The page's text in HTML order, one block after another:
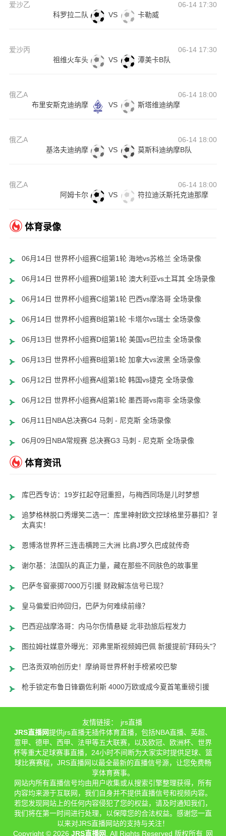
爱沙乙
06-14 17:30
科罗拉二队
VS 卡勒威
爱沙丙
06-14 17:30
祖维火车头
VS 潭美卡B队
俄乙A
06-14 18:00
布里安斯克迪纳摩
VS 斯塔维迪纳摩
俄乙A
06-14 18:00
基洛夫迪纳摩
VS 莫斯科迪纳摩B队
俄乙A
06-14 18:00
阿姆卡尔
VS 符拉迪沃斯托克迪那摩
体育录像
06月14日 世界杯小组赛C组第1轮 海地vs苏格兰 全场录像
06月14日 世界杯小组赛D组第1轮 澳大利亚vs土耳其 全场录像
06月14日 世界杯小组赛C组第1轮 巴西vs摩洛哥 全场录像
06月14日 世界杯小组赛B组第1轮 卡塔尔vs瑞士 全场录像
06月13日 世界杯小组赛D组第1轮 美国vs巴拉圭 全场录像
06月13日 世界杯小组赛B组第1轮 加拿大vs波黑 全场录像
06月12日 世界杯小组赛A组第1轮 韩国vs捷克 全场录像
06月12日 世界杯小组赛A组第1轮 墨西哥vs南非 全场录像
06月11日NBA总决赛G4 马刺 - 尼克斯 全场录像
06月09日NBA常规赛 总决赛G3 马刺 - 尼克斯 全场录像
体育资讯
库巴西专访：19岁扛起夺冠重担，与梅西同场是儿时梦想
追梦格林脱口秀爆笑二选一：库里神射欧文控球格里芬暴扣？答案
太真实！
恩博洛世界杯三连击横跨三大洲 比肩J罗久巴成就传奇
谢尔基：法国队的真正力量，藏在那些不同肤色的故事里
巴萨冬窗豪掷7000万引援 财政解冻信号已现？
皇马偏爱旧帅回归，巴萨为何难续前缘？
巴西迎战摩洛哥：内马尔伤情悬疑 北非劲旅后程发力
图拉姆社媒意外曝光：邓弗里斯视频姆巴佩 新援提前"拜码头"？
巴洛贡双响创历史！摩纳哥世界杯射手榜紧咬巴黎
枪手锁定布鲁日锋霸佐利斯 4000万欧或成今夏首笔重磅引援
友情链接：
jrs直播
JRS直播网提供jrs直播无插件体育直播，包括NBA直播、英超、
意甲、德甲、西甲、法甲等五大联赛，以及欧冠、欧洲杯、世界
杯等重大足球赛事直播，24小时不间断为大家实时提供足球、篮
球比赛赛程，JRS直播网以最全最新的直播信号源，让您免费畅
享体育赛事。
网站内所有直播信号均由用户收集或从搜索引擎整理获得，所有
内容均来源于互联网，我们自身并不提供直播信号和视频内容。
若您发现网站上的任何内容侵犯了您的权益，请及时通知我们，
我们将在第一时间进行处理，以保障您的合法权益。感谢您一直
以来对JRS直播网站的支持与关注！
Copyright © 2026 JRS直播网 . All Rights Reserved 版权所有 网